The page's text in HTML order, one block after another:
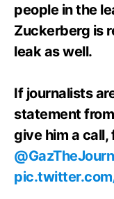
people in the
Zuckerberg is
leak as well.
If journalists
statement from
give him a call,